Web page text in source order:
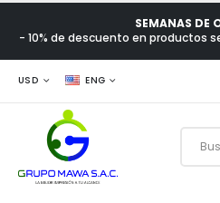
SEMANAS DE
- 10% de descuento en productos
USD ENG